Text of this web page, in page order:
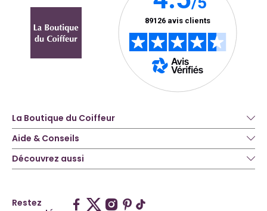
La Boutique du Coiffeur
Aide & Conseils
Découvrez aussi
Restez